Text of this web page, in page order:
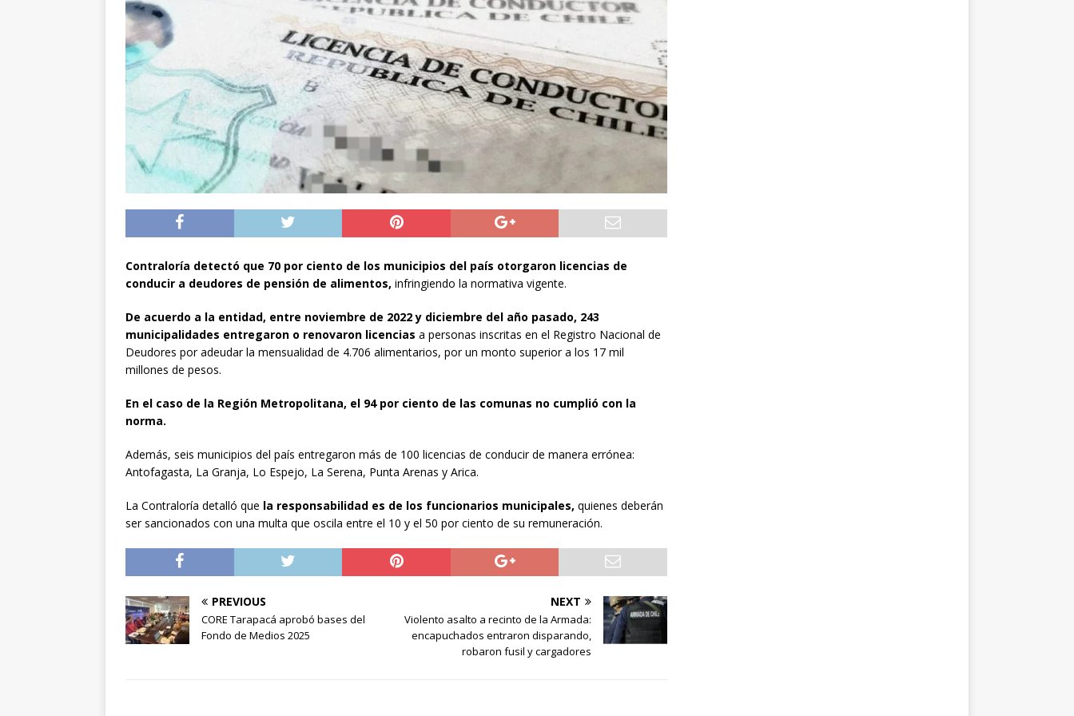
preventiva en la región
POLICIAL
[ 06/08/2026 ] El papa León XIV viajará a Uruguay, Argentina y Perú del 6 al 17 de
noviembre
INTERNACIONAL
[ 07/08/2026 ]
Diputado Jofré oficia a la SCJ para fiscalizar el impacto fiscal en la
Municipalidad y el GORE Tarapacá
DEPORTES
Contraloría detectó que 70 por ciento de los municipios del país otorgaron licencias de
conducir a deudores de pensión de alimentos, infringiendo la normativa vigente.
De acuerdo a la entidad, entre noviembre de 2022 y diciembre del año pasado, 243
municipalidades entregaron o renovaron licencias a personas inscritas en el Registro Nacional de
Deudores por adeudar la mensualidad de 4.706 alimentarios, por un monto superior a los 17 mil
millones de pesos.
En el caso de la Región Metropolitana, el 94 por ciento de las comunas no cumplió con la
norma.
Además, seis municipios del país entregaron más de 100 licencias de conducir de manera errónea:
Antofagasta, La Granja, Lo Espejo, La Serena, Punta Arenas y Arica.
La Contraloría detalló que la responsabilidad es de los funcionarios municipales, quienes deberán
ser sancionados con una multa que oscila entre el 10 y el 50 por ciento de su remuneración.
PREVIOUS
CORE Tarapacá aprobó bases del
Fondo de Medios 2025
NEXT
Violento asalto a recinto de la Armada:
encapuchados entraron disparando,
robaron fusil y cargadores